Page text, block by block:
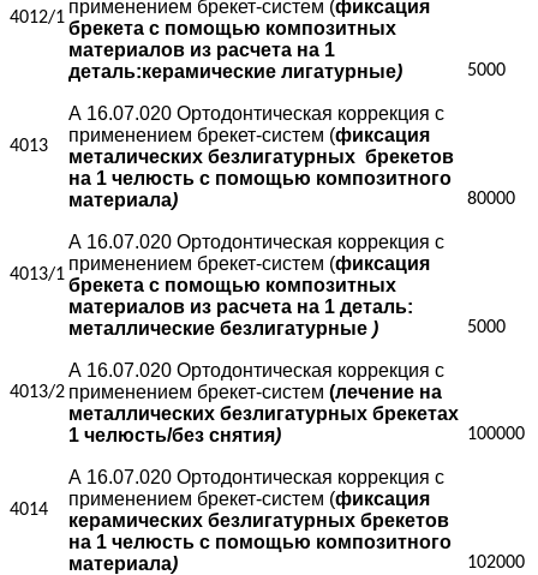
4012/1
применением брекет-систем (фиксация
брекета с помощью композитных
материалов из расчета на 1
деталь:керамические лигатурные) 5000
4013
А 16.07.020 Ортодонтическая коррекция с
применением брекет-систем (фиксация
металических безлигатурных брекетов
на 1 челюсть с помощью композитного
материала) 80000
4013/1
А 16.07.020 Ортодонтическая коррекция с
применением брекет-систем (фиксация
брекета с помощью композитных
материалов из расчета на 1 деталь:
металлические безлигатурные ) 5000
4013/2
А 16.07.020 Ортодонтическая коррекция с
применением брекет-систем (лечение на
металлических безлигатурных брекетах
1 челюсть/без снятия) 100000
4014
А 16.07.020 Ортодонтическая коррекция с
применением брекет-систем (фиксация
керамических безлигатурных брекетов
на 1 челюсть с помощью композитного
материала) 102000